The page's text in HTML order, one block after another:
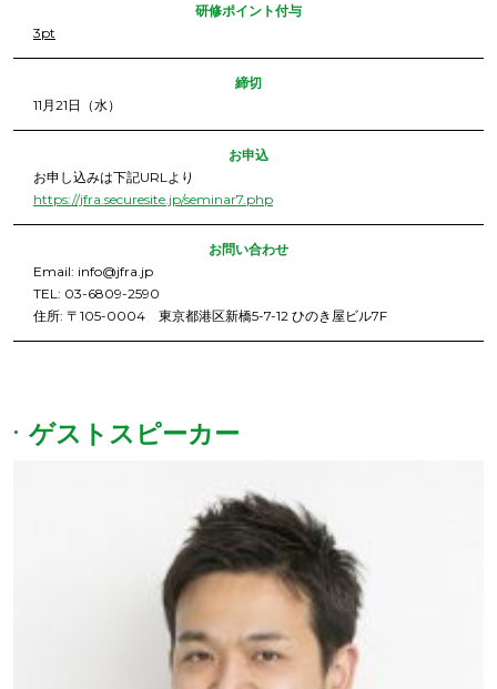
研修ポイント付与
3pt
締切
11月21日（水）
お申込
  お申し込みは下記URLより
https://jfra.securesite.jp/seminar7.php
お問い合わせ
  Email: info@jfra.jp
  TEL: 03-6809-2590
  住所: 〒105-0004　東京都港区新橋5-7-12 ひのき屋ビル7F
ゲストスピーカー